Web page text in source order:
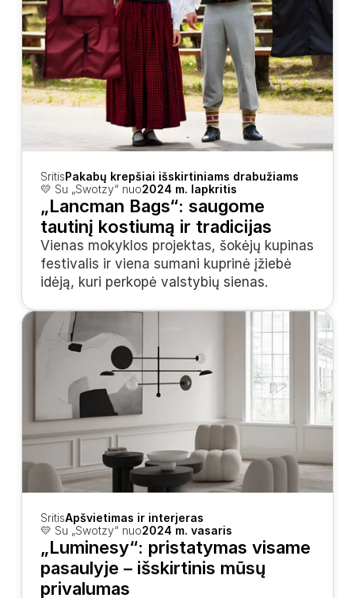
SritisPakabų krepšiai išskirtiniams drabužiams
💛 Su „Swotzy“ nuo2024 m. lapkritis
„Lancman Bags“: saugome
tautinį kostiumą ir tradicijas
Vienas mokyklos projektas, šokėjų kupinas
festivalis ir viena sumani kuprinė įžiebė
idėją, kuri perkopė valstybių sienas.
SritisApšvietimas ir interjeras
💛 Su „Swotzy“ nuo2024 m. vasaris
„Luminesy“: pristatymas visame
pasaulyje – išskirtinis mūsų
privalumas